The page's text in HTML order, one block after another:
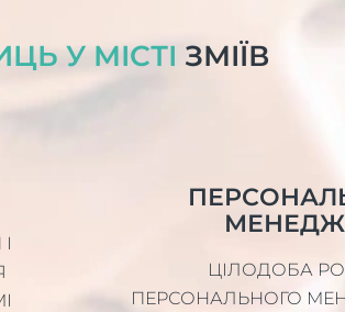
У МІСТІ ЗМІЇВ
ЦІЛОДОБА
ПЕРСОНАЛЬНОГО